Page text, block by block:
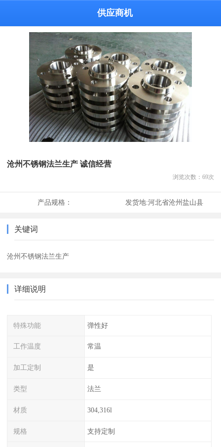
供应商机
沧州不锈钢法兰生产 诚信经营
浏览次数： 69次
产品规格： 发货地:河北省沧州盐山县
关键词
沧州不锈钢法兰生产
详细说明
特殊功能 弹性好
工作温度 常温
加工定制 是
类型 法兰
材质 304,316l
规格 支持定制